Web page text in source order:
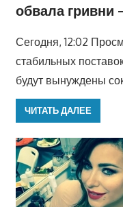
обвала гривни
Сегодня, 12:02
стабильных
будут вынуждены
ЧИТАТЬ ДАЛЕЕ